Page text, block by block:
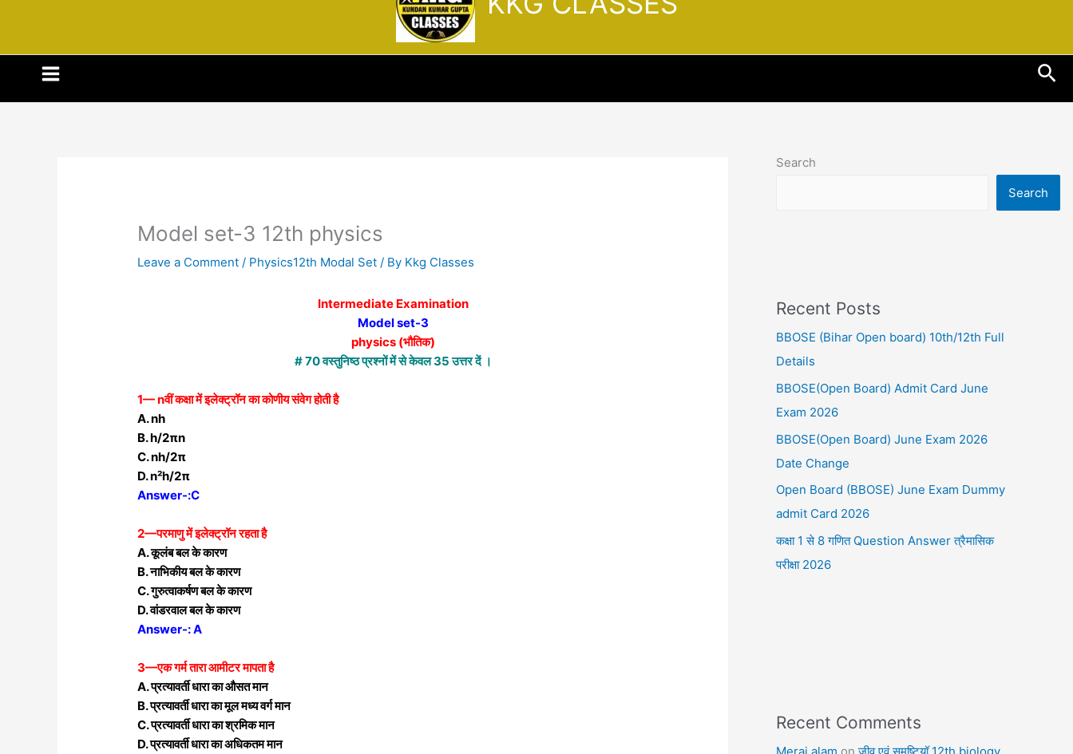
Model set-3 12th physics
Leave a Comment / Physics12th Modal Set / By Kkg Classes
Intermediate Examination
Model set-3
physics (भौतिक)
# 70 वस्तुनिष्ठ प्रश्नों में से केवल 35 उत्तर दें ।
1— nवीं कक्षा में इलेक्ट्रॉन का कोणीय संवेग होती है
A. nh
B. h/2πn
C. nh/2π
D. n²h/2π
Answer-:C
2—परमाणु में इलेक्ट्रॉन रहता है
A. कूलंब बल के कारण
B. नाभिकीय बल के कारण
C. गुरुत्वाकर्षण बल के कारण
D. वांडरवाल बल के कारण
Answer-: A
3—एक गर्म तारा आमीटर मापता है
A. प्रत्यावर्ती धारा का औसत मान
B. प्रत्यावर्ती धारा का मूल मध्य वर्ग मान
C. प्रत्यावर्ती धारा का श्रमिक मान
D. प्रत्यावर्ती धारा का अधिकतम मान
Search
Search
Recent Posts
BBOSE (Bihar Open board) 10th/12th Full
Details
BBOSE(Open Board) Admit Card June
Exam 2026
BBOSE(Open Board) June Exam 2026
Date Change
Open Board (BBOSE) June Exam Dummy
admit Card 2026
कक्षा 1 से 8 गणित Question Answer त्रैमासिक
परीक्षा 2026
Recent Comments